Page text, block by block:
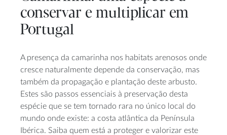
conservar e multiplicar em
Portugal
A presença da camarinha nos habitats arenosos onde
cresce naturalmente depende da conservação, mas
também da propagação e plantação deste arbusto.
Estes são passos essenciais à preservação desta
espécie que se tem tornado rara no único local do
mundo onde existe: a costa atlântica da Península
Ibérica. Saiba quem está a proteger e valorizar este